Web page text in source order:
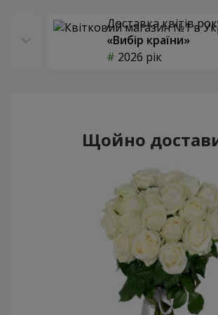
Доставка квітів
«Вибір країни»
2026 рік
Щойно